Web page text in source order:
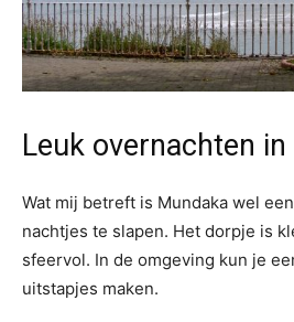
Leuk overnachten
Wat mij betreft is Mundaka wel
nachtjes te slapen. Het dorpje is
sfeervol. In de omgeving kun je
uitstapjes maken.